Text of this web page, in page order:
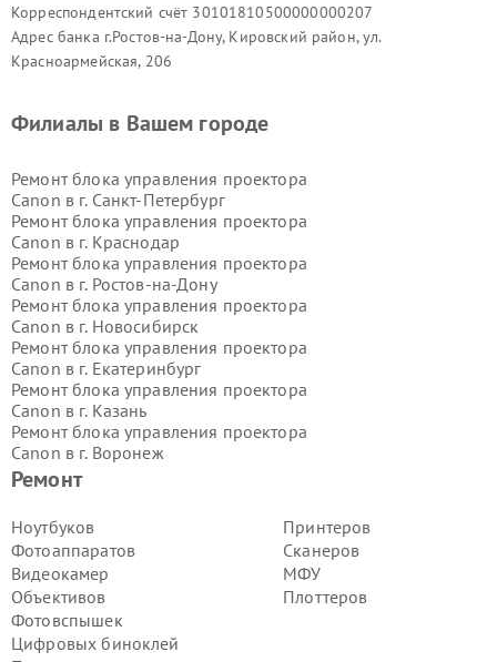
Корреспондентский счёт 30101810500000000207
Адрес банка г.Ростов-на-Дону, Кировский район, ул.
Красноармейская, 206
Ремонт
Ноутбуков
Фотоаппаратов
Видеокамер
Объективов
Фотовспышек
Цифровых биноклей
Принтеров
Сканеров
МФУ
Плоттеров
Филиалы в Вашем городе
Ремонт блока управления проектора
Canon в г. Санкт-Петербург
Ремонт блока управления проектора
Canon в г. Краснодар
Ремонт блока управления проектора
Canon в г. Ростов-на-Дону
Ремонт блока управления проектора
Canon в г. Новосибирск
Ремонт блока управления проектора
Canon в г. Екатеринбург
Ремонт блока управления проектора
Canon в г. Казань
Ремонт блока управления проектора
Canon в г. Воронеж
Ремонт блока управления проектора
Ремонт блока управления проектора
Canon в г.Самара
Ремонт блока управления проектора
Canon в г.Пермь
Ремонт блока управления проектора
Canon в г.Красноярск
Ремонт блока управления проектора